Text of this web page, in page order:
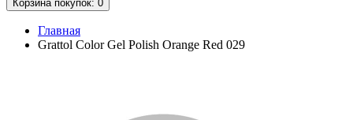
Корзинапокупок: 0
Главная
Grattol Color Gel Polish Orange Red 029